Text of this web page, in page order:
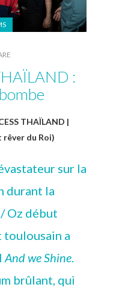
:
THAÏLAND |
rêver du Roi)
sur la
durant la
Oz début
toulousain a
And we Shine.
brûlant, qui